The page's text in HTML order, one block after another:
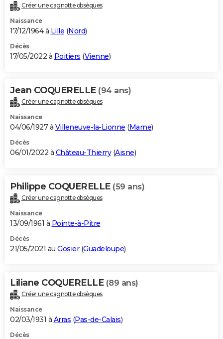
Créer une cagnotte obsèques
Naissance
17/12/1964 à Lille (Nord)
Décès
17/05/2022 à Poitiers (Vienne)
Jean COQUERELLE (94 ans)
Créer une cagnotte obsèques
Naissance
04/06/1927 à Villeneuve-la-Lionne (Marne)
Décès
06/01/2022 à Château-Thierry(Aisne)
Philippe COQUERELLE (59 ans)
Créer une cagnotte obsèques
Naissance
13/09/1961 à Pointe-à-Pitre
Décès
21/05/2021 au Gosier(Guadeloupe)
Liliane COQUERELLE (89 ans)
Créer une cagnotte obsèques
Naissance
02/03/1931 à Arras (Pas-de-Calais)
Décès